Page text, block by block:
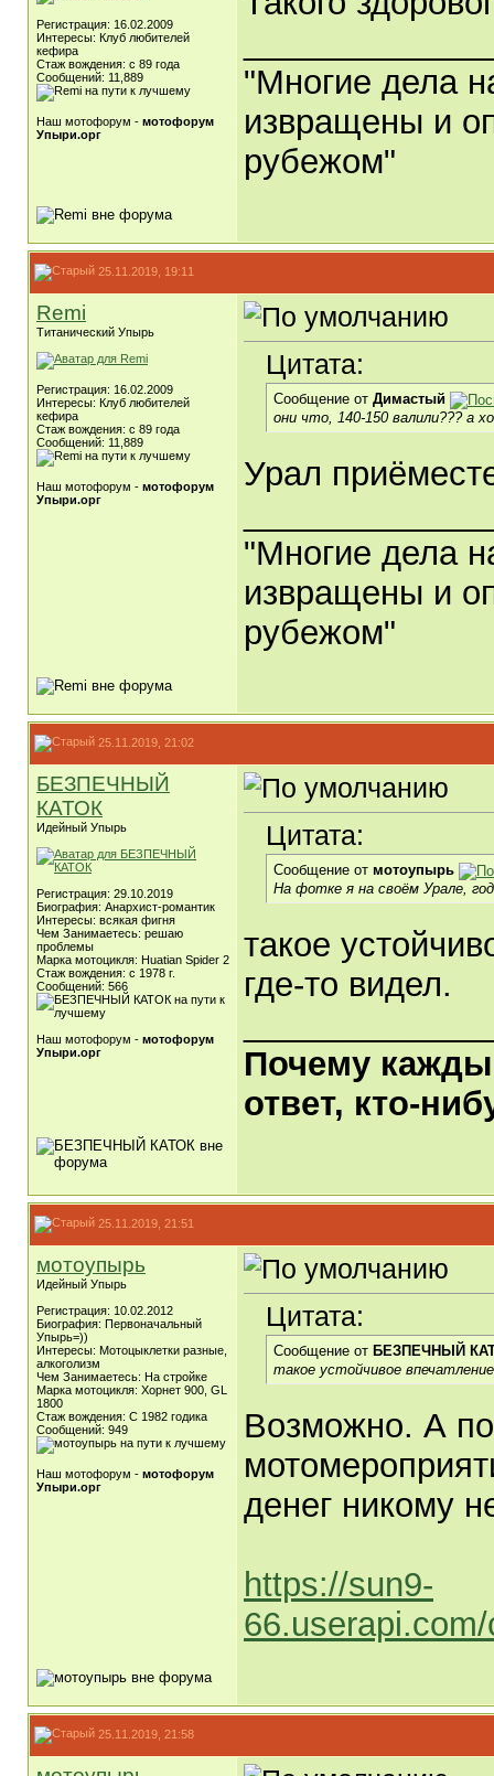
Регистрация: 16.02.2009
Интересы: Клуб любителей
кефира
Стаж вождения: с 89 года
Сообщений: 11,889
Наш мотофорум - мотофорум
Упыри.орг
"Многие дела
извращены и
рубежом"
25.11.2019, 19:11
Remi
Титанический Упырь
Регистрация: 16.02.2009
Интересы: Клуб любителей
кефира
Стаж вождения: с 89 года
Сообщений: 11,889
Наш мотофорум - мотофорум
Упыри.орг
Цитата:
Сообщение от Димастый
они что, 140-150 валили??? а
Урал
"Многие дела
извращены и
рубежом"
25.11.2019, 21:02
БЕЗПЕЧНЫЙ
КАТОК
Идейный Упырь
Регистрация: 29.10.2019
Биография: Анархист-романтик
Интересы: всякая фигня
Чем Занимаетесь: решаю
проблемы
Марка мотоцикля: Huatian Spider 2
Стаж вождения: с 1978 г.
Сообщений: 566
Наш мотофорум - мотофорум
Упыри.орг
Цитата:
Сообщение от мотоупырь
На фотке я на своём Урале,
такое
где-то видел.
Почему
ответ, кто-
25.11.2019, 21:51
мотоупырь
Идейный Упырь
Регистрация: 10.02.2012
Биография: Первоначальный
Упырь=))
Интересы: Мотоцыклетки разные,
алкоголизм
Чем Занимаетесь: На стройке
Марка мотоцикля: Хорнет 900, GL
1800
Стаж вождения: С 1982 годика
Сообщений: 949
Наш мотофорум - мотофорум
Упыри.орг
Цитата:
Сообщение от БЕЗПЕЧНЫЙ
такое устойчивое
Возможно. А
денег никому
https://sun9-
25.11.2019, 21:58